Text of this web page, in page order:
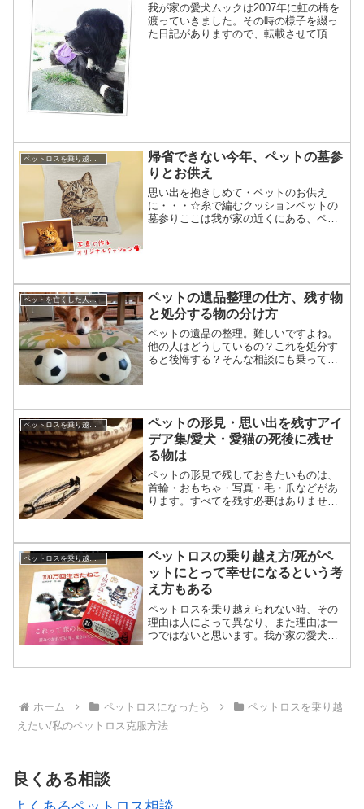
我が家の愛犬ムックは2007年に虹の橋を
渡っていきました。その時の様子を綴っ
た日記がありますので、転載させて頂き
帰省できない今年、ペットの墓参
りとお供え
思い出を抱きしめて・ペットのお供え
に・・・☆糸で編むクッションペットの
墓参りここは我が家の近くにある、ペッ
ペットを亡くした人への対応,言葉,贈り物
ペットの遺品整理の仕方、残す物
と処分する物の分け方
ペットの遺品の整理。難しいですよね。
他の人はどうしているの？これを処分す
ると後悔する？そんな相談にも乗ってい
るご相談にお応えするのが...
ペットロスを乗り越えたい/私のペットロス克服方法
ペットの形見・思い出を残すアイ
デア集/愛犬・愛猫の死後に残せ
る物は
ペットの形見で残しておきたいものは、
首輪・おもちゃ・写真・毛・爪などがあ
ります。すべてを残す必要はありません
事では、 残しておきたい形見 保管方法
リメイク方法 実際の...
ペットロスを乗り越えたい/私のペットロス克服方法
ペットロスの乗り越え方/死がペ
ットにとって幸せになるという考
え方もある
ペットロスを乗り越えられない時、その
理由は人によって異なり、また理由は一
つではないと思います。我が家の愛犬ム
ホーム
ペットロスになったら
ペットロスを乗り越
えたい/私のペットロス克服方法
良くある相談